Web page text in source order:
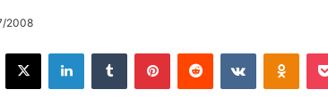
2008
X LinkedInTumblr PinterestReddit VKontakte